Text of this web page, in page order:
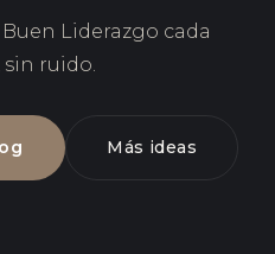
Liderazgo cada
sin ruido.
Más ideas